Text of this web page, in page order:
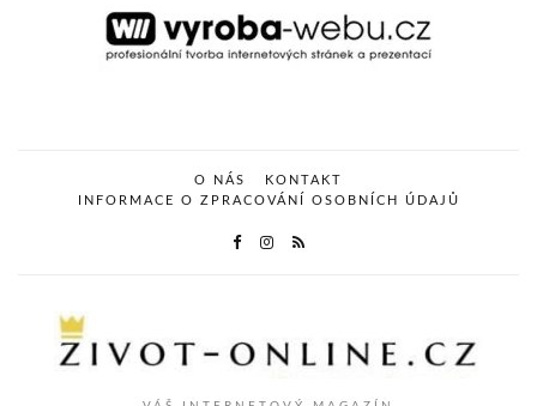
O NÁS
KONTAKT
INFORMACE O ZPRACOVÁNÍ OSOBNÍCH ÚDAJŮ